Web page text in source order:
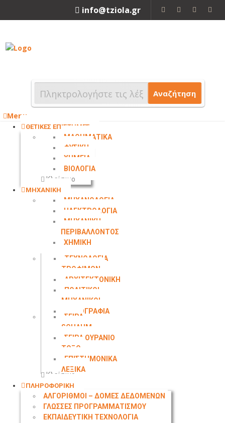
info@tziola.gr
Αναζήτηση
Menu
ΘΕΤΙΚΕΣ ΕΠΙΣΤΗΜΕΣ
ΜΑΘΗΜΑΤΙΚΑ
ΦΥΣΙΚΗ
ΧΗΜΕΙΑ
ΒΙΟΛΟΓΙΑ
Κλείσιμο
ΜΗΧΑΝΙΚΗ
ΜΗΧΑΝΟΛΟΓΙΑ
ΗΛΕΚΤΡΟΛΟΓΙΑ
ΜΗΧΑΝΙΚΗ
ΠΕΡΙΒΑΛΛΟΝΤΟΣ
ΧΗΜΙΚΗ
ΤΕΧΝΟΛΟΓΙΑ
ΤΡΟΦΙΜΩΝ
ΑΡΧΙΤΕΚΤΟΝΙΚΗ
ΠΟΛΙΤΙΚΟΙ
ΜΗΧΑΝΙΚΟΙ
ΤΟΠΟΓΡΑΦΙΑ
ΣΕΙΡΑ
SCHAUM
ΣΕΙΡΑ ΟΥΡΑΝΙΟ
ΤΟΞΟ
ΕΠΙΣΤΗΜΟΝΙΚΑ
ΛΕΞΙΚΑ
Κλείσιμο
ΠΛΗΡΟΦΟΡΙΚΗ
ΑΛΓΟΡΙΘΜΟΙ – ΔΟΜΕΣ ΔΕΔΟΜΕΝΩΝ
ΓΛΩΣΣΕΣ ΠΡΟΓΡΑΜΜΑΤΙΣΜΟΥ
ΕΚΠΑΙΔΕΥΤΙΚΗ ΤΕΧΝΟΛΟΓΙΑ